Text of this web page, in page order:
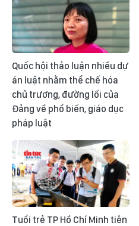
Quốc hội thảo luận nhiều dự
án luật nhằm thể chế hóa
chủ trương, đường lối của
Đảng về phổ biến, giáo dục
pháp luật
Tuổi trẻ TP Hồ Chí Minh tiên